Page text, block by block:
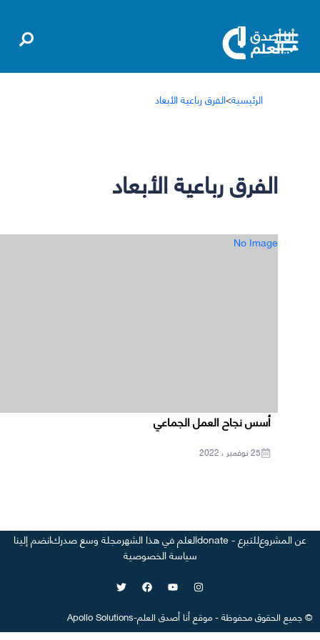
الرئيسية>الفرق رباعية الأبعاد
الفرق رباعية الأبعاد
No Image
أسس نجاح العمل الجماعي
25 نوفمبر ، 2022
عن المشروعللتبرع - donate العلم في هذا الشهرمجلة وسع صدركانضم إلينا
سياسة الخصوصية
©جميع الحقوق محفوظة-موقع أنا أصدق العلم-
Apollo Solutions